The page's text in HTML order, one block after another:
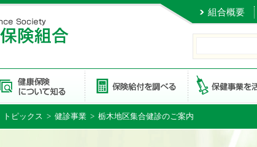
組合概要
トピックス > 健診事業 > 栃木地区集合健診のご案内